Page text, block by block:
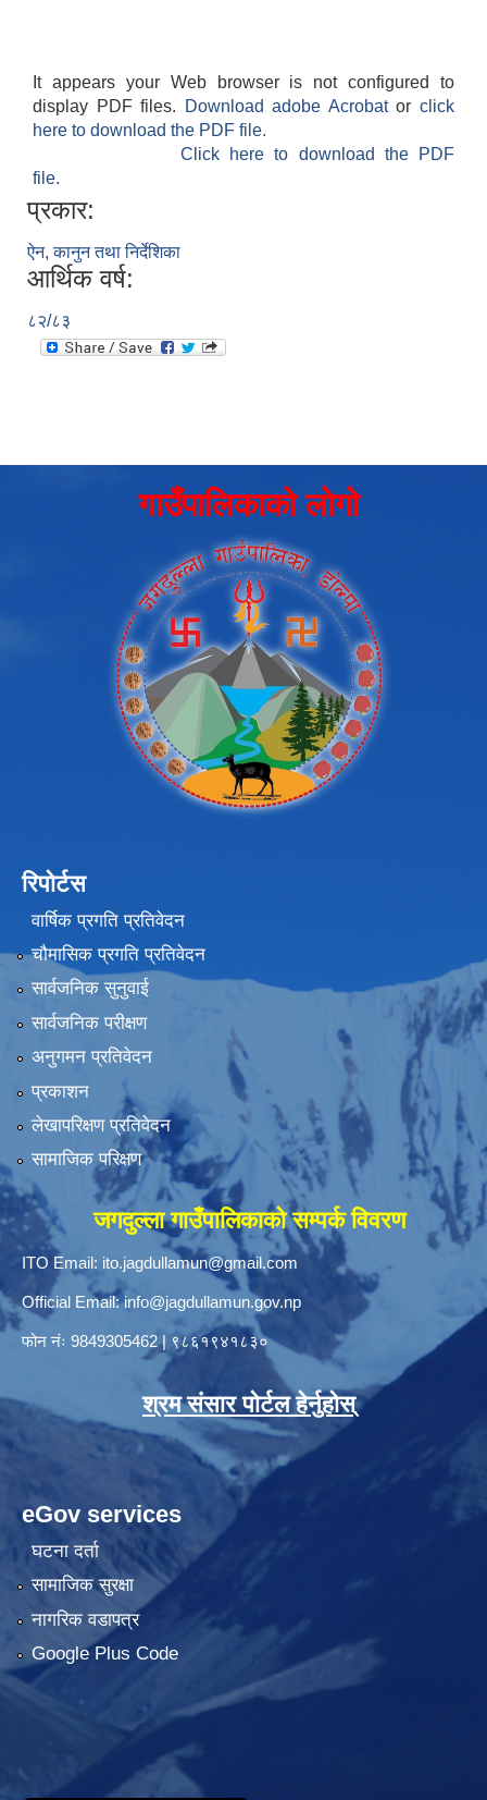
It appears your Web browser is not configured to
display PDF files.
Download adobe Acrobatorclick
here to download the PDF file.
Click here to download the PDF
file.
प्रकार:
ऐन, कानुन तथा निर्देशिका
आर्थिक वर्ष:
८२/८३
गाउँपालिकाको लोगो
रिपोर्टस
वार्षिक प्रगति प्रतिवेदन
चौमासिक प्रगति प्रतिवेदन
सार्वजनिक सुनुवाई
सार्वजनिक परीक्षण
अनुगमन प्रतिवेदन
प्रकाशन
लेखापरिक्षण प्रतिवेदन
सामाजिक परिक्षण
जगदुल्ला गाउँपालिकाको सम्पर्क विवरण
ITO Email: ito.jagdullamun@gmail.com
Official Email:info@jagdullamun.gov.np
फोन नंः 9849305462| ९८६१९४१८३०
श्रम संसार पोर्टल हेर्नुहोस्
eGov services
घटना दर्ता
सामाजिक सुरक्षा
नागरिक वडापत्र
Google Plus Code